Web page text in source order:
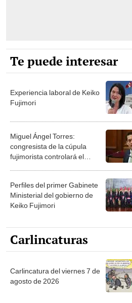
Te puede interesar
Experiencia laboral de Keiko
Fujimori
Miguel Ángel Torres:
congresista de la cúpula
fujimorista controlará el
Perfiles del primer Gabinete
Ministerial del gobierno de
Keiko Fujimori
Carlincaturas
Carlincatura del viernes 7 de
agosto de 2026